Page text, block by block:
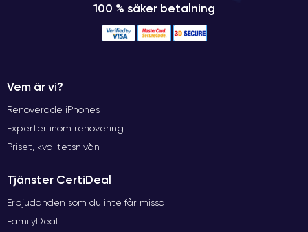
100 % säker betalning
Vem är vi?
Renoverade iPhones
Experter inom renovering
Priset, kvalitetsnivån
Tjänster CertiDeal
Erbjudanden som du inte får missa
FamilyDeal